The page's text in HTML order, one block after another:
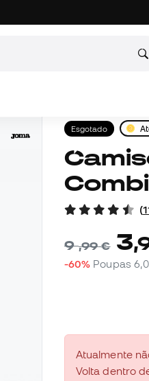
Esgotado
Camisola Joma
(
9,99 € 3,
-60% Poupas
Atualmente
Volta dentro